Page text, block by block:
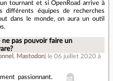
tournant et si OpenRoad arrive à
différents équipes de recherches
dans le monde, on aura un outil
ne pas pouvoir faire un
, Mastodon) le 06 juillet 2020 à
passionnant.